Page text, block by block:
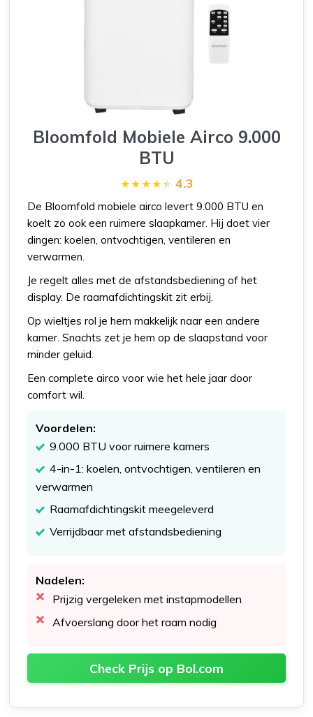
Bloomfold Mobiele Airco 9.000
BTU
4.3
De Bloomfold mobiele airco levert 9.000 BTU en
koelt zo ook een ruimere slaapkamer. Hij doet vier
dingen: koelen, ontvochtigen, ventileren en
verwarmen.
Je regelt alles met de afstandsbediening of het
display. De raamafdichtingskit zit erbij.
Op wieltjes rol je hem makkelijk naar een andere
kamer. Snachts zet je hem op de slaapstand voor
minder geluid.
Een complete airco voor wie het hele jaar door
comfort wil.
Voordelen:
9.000 BTU voor ruimere kamers
4-in-1: koelen, ontvochtigen, ventileren en
verwarmen
Raamafdichtingskit meegeleverd
Verrijdbaar met afstandsbediening
Nadelen:
Prijzig vergeleken met instapmodellen
Afvoerslang door het raam nodig
Check Prijs op Bol.com